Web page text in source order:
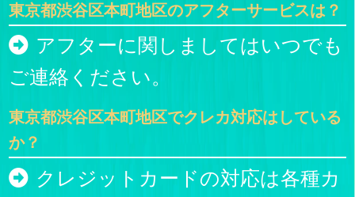
東京都渋谷区本町地区のアフターサービスは？
アフターに関しましてはいつでも
ご連絡ください。
東京都渋谷区本町地区でクレカ対応はしている
か？
クレジットカードの対応は各種カ